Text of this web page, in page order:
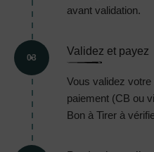
avant validation.
03
Validez et payez
Vous validez
paiement (CB ou
Bon à Tirer à